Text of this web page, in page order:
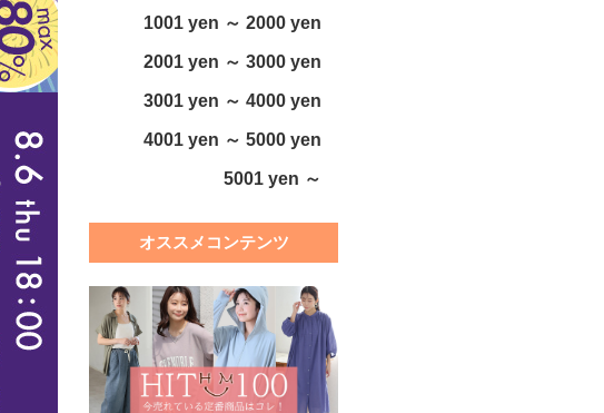
1001 yen ～ 2000 yen
2001 yen ～ 3000 yen
3001 yen ～ 4000 yen
4001 yen ～ 5000 yen
5001 yen ～
オススメコンテンツ